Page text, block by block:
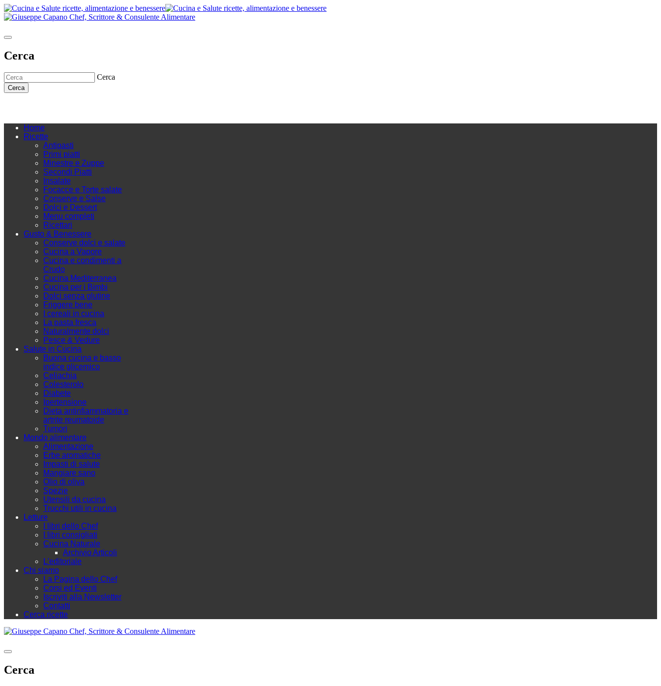
Cerca
Cerca
Cerca
Home
Ricette
Antipasti
Primi piatti
Minestre e Zuppe
Secondi Piatti
Insalate
Focacce e Torte salate
Conserve e Salse
Dolci e Dessert
Menu completi
Ricettari
Gusto & Benessere
Conserve dolci e salate
Cucina a Vapore
Cucina e condimenti a
Crudo
Cucina Mediterranea
Cucina per i Bimbi
Dolci senza glutine
Friggere bene
I cereali in cucina
La pasta fresca
Naturalmente dolci
Pesce & Vedure
Salute in Cucina
Buona cucina e basso
indice glicemico
Celiachia
Colesterolo
Diabete
Ipertensione
Dieta antinfiammatoria e
artrite reumatoide
Tumori
Mondo alimentare
Alimentazione
Erbe aromatiche
Impasti di salute
Mangiare sano
Olio di oliva
Spezie
Utensili da cucina
Trucchi utili in cucina
Letture
I libri dello Chef
I libri consigliati
Cucina Naturale
Archivio Articoli
L'editoriale
Chi siamo
La Pagina dello Chef
Corsi ed Eventi
Iscriviti alla Newsletter
Contatti
Cerca ricette
Cerca